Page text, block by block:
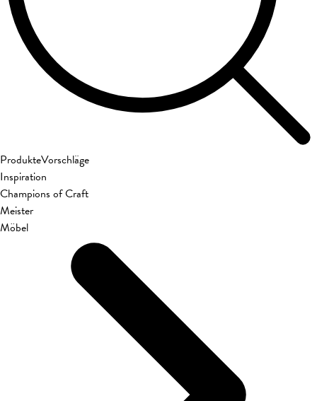
ProdukteVorschläge
Inspiration
Champions of Craft
Meister
Möbel